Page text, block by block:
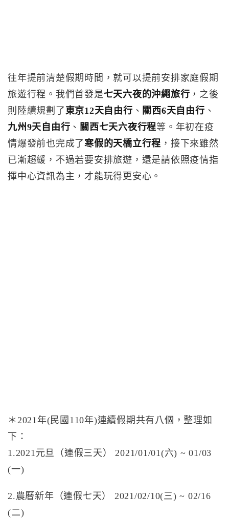
往年提前清楚假期時間，就可以提前安排家庭假期
旅遊行程。我們首發是七天六夜的沖繩旅行 ，之後
則陸續規劃了東京12天自由行 、 關西6天自由行 、
九州9天自由行 、 關西七天六夜行程等。年初在疫
情爆發前也完成了寒假的天橋立行程 ，接下來雖然
已漸趨緩，不過若要安排旅遊，還是請依照疫情指
揮中心資訊為主，才能玩得更安心。
＊2021年(民國110年)連續假期共有八個，整理如
下：
1.2021元旦（連假三天） 2021/01/01(六) ~ 01/03
(一)
2.農曆新年（連假七天） 2021/02/10(三) ~ 02/16
(二)